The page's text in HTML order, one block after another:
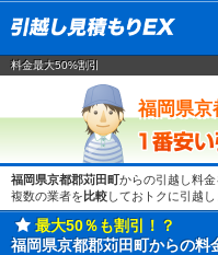
料金最大50%割引
福岡県京
福岡県京都郡苅田町からの引越し料金
複数の業者を 比較しておトクに引越し
最大50％も割引！？
福岡県京都郡苅田町からの料